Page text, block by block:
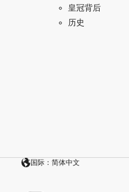
皇冠背后
历史
国际：简体中文